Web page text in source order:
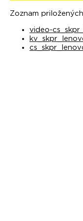
Zoznam
video-